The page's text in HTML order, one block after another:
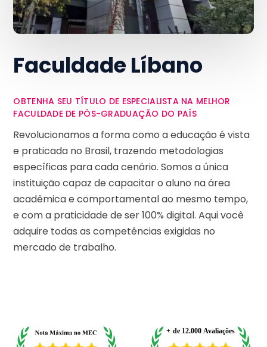
Faculdade Líbano
OBTENHA SEU TÍTULO DE ESPECIALISTA NA MELHOR
FACULDADE DE PÓS-GRADUAÇÃO DO PAÍS
Revolucionamos a forma como a educação é vista
e praticada no Brasil, trazendo metodologias
específicas para cada cenário. Somos a única
instituição capaz de capacitar o aluno na área
acadêmica e comportamental ao mesmo tempo,
e com a praticidade de ser 100% digital. Aqui você
adquire todas as competências exigidas no
mercado de trabalho.